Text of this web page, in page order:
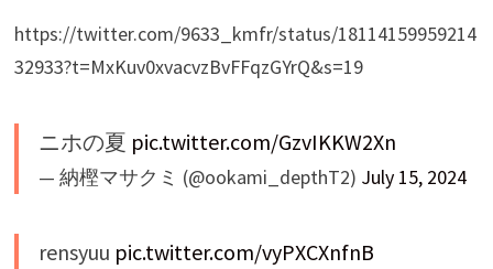
https://twitter.com/9633_kmfr/status/18114159959214
32933?t=MxKuv0xvacvzBvFFqzGYrQ&s=19
ニホの夏 pic.twitter.com/GzvIKKW2Xn
— 納樫マサクミ (@ookami_depthT2) July 15, 2024
rensyuu pic.twitter.com/vyPXCXnfnB